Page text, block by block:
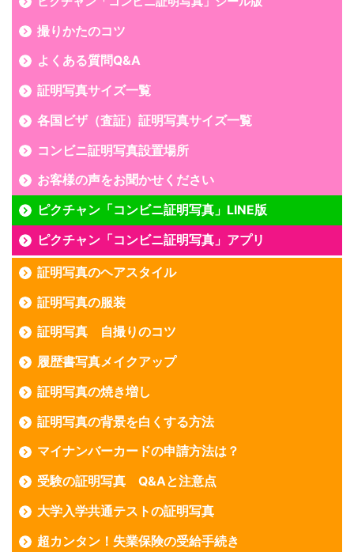
撮りかたのコツ
よくある質問Q&A
証明写真サイズ一覧
各国ビザ（査証）証明写真サイズ一覧
コンビニ証明写真設置場所
お客様の声をお聞かせください
ピクチャン「コンビニ証明写真」LINE版
ピクチャン「コンビニ証明写真」アプリ
証明写真のヘアスタイル
証明写真の服装
証明写真 自撮りのコツ
履歴書写真メイクアップ
証明写真の焼き増し
証明写真の背景を白くする方法
マイナンバーカードの申請方法は？
受験の証明写真 Q&Aと注意点
大学入学共通テストの証明写真
超カンタン！失業保険の受給手続き